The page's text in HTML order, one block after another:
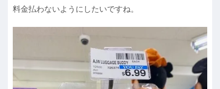
料金払わないようにしたいですね。